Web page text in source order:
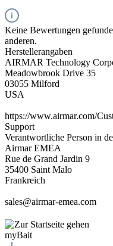
Keine Bewertungen
anderen.
Herstellerangaben
AIRMAR Technology
Meadowbrook Drive 35
03055 Milford
USA
https://www.airmar.com/
Support
Verantwortliche Person in
Airmar EMEA
Rue de Grand Jardin 9
35400 Saint Malo
Frankreich
sales@airmar-emea.com
myBait